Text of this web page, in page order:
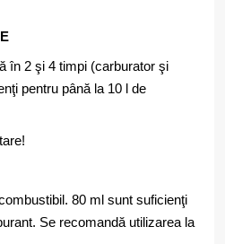
în 2 şi 4 timpi (carburator şi
pentru până la 10 l de
80 ml sunt suficienţi
Se recomandă utilizarea la